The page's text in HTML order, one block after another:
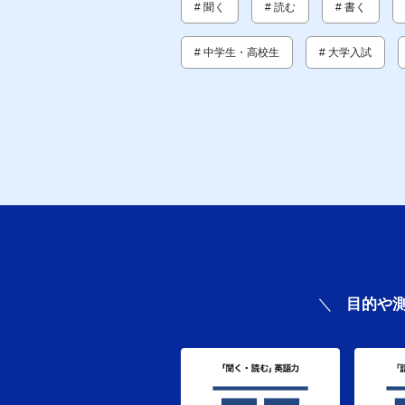
# 聞く # 読む # 書く
# 中学生・高校生 # 大学入試
目的や